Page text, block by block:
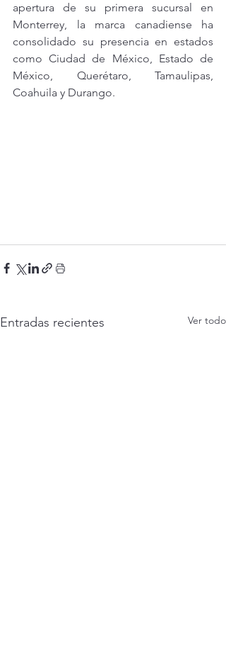
apertura de su primera sucursal en
Monterrey, la marca canadiense ha
consolidado su presencia en estados
como Ciudad de México, Estado de
México, Querétaro, Tamaulipas,
Coahuila y Durango.
Entradas recientes Ver todo